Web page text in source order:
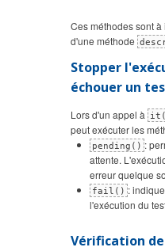
Ces méthodes sont
d'une méthode
Stopper
échouer un
Lors d'un appel à
peut exécuter les
pending() :
attente.
erreur quelque
fail() :
l'exécution du
Vérification